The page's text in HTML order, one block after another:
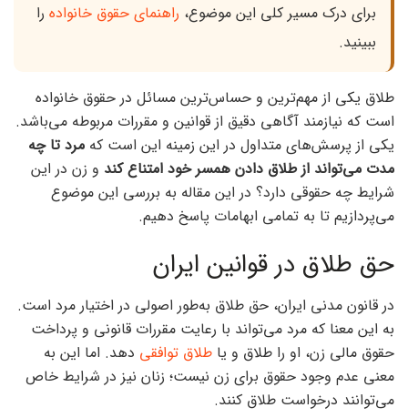
برای درک مسیر کلی این موضوع، راهنمای حقوق خانواده را
ببینید.
طلاق یکی از مهم‌ترین و حساس‌ترین مسائل در حقوق خانواده
است که نیازمند آگاهی دقیق از قوانین و مقررات مربوطه می‌باشد.
یکی از پرسش‌های متداول در این زمینه این است که مرد تا چه
مدت می‌تواند از طلاق دادن همسر خود امتناع کند و زن در این
شرایط چه حقوقی دارد؟ در این مقاله به بررسی این موضوع
می‌پردازیم تا به تمامی ابهامات پاسخ دهیم.
حق طلاق در قوانین ایران
در قانون مدنی ایران، حق طلاق به‌طور اصولی در اختیار مرد است.
به این معنا که مرد می‌تواند با رعایت مقررات قانونی و پرداخت
حقوق مالی زن، او را طلاق و یا طلاق توافقی دهد. اما این به
معنی عدم وجود حقوق برای زن نیست؛ زنان نیز در شرایط خاص
می‌توانند درخواست طلاق کنند.